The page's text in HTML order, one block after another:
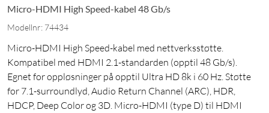
Micro-HDMI High Speed-kabel 48 Gb/s
Modellnr: 74434
Micro-HDMI High Speed-kabel med nettverksstøtte.
Kompatibel med HDMI 2.1-standarden (opptil 48 Gb/s).
Egnet for oppløsninger på opptil Ultra HD 8k i 60 Hz. Støtte
for 7.1-surroundlyd, Audio Return Channel (ARC), HDR,
HDCP, Deep Color og 3D. Micro-HDMI (type D) til HDMI